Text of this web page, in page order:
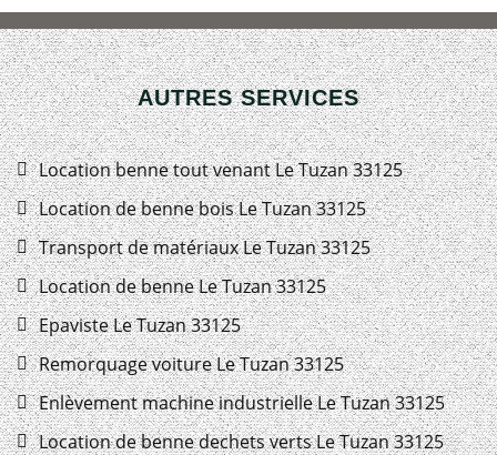
AUTRES SERVICES
Location benne tout venant Le Tuzan 33125
Location de benne bois Le Tuzan 33125
Transport de matériaux Le Tuzan 33125
Location de benne Le Tuzan 33125
Epaviste Le Tuzan 33125
Remorquage voiture Le Tuzan 33125
Enlèvement machine industrielle Le Tuzan 33125
Location de benne dechets verts Le Tuzan 33125